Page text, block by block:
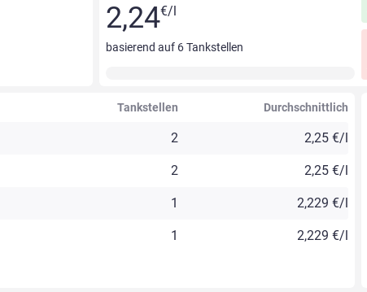
2,24€/l
basierend auf 6Tankstellen
Tankstellen Durchschnittlich
2 2,25 €/l
2 2,25 €/l
1 2,229 €/l
1 2,229 €/l